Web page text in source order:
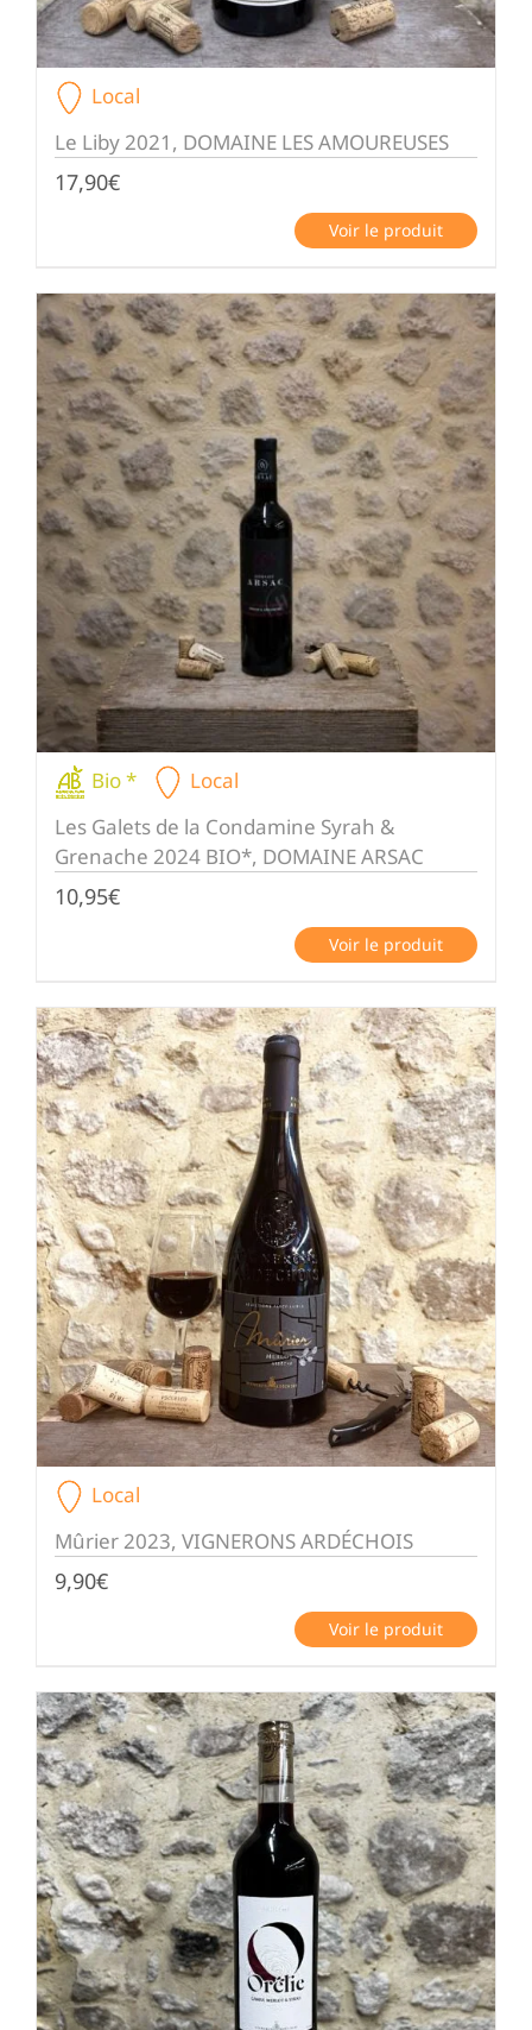
Local
Le Liby 2021, DOMAINE LES AMOUREUSES
17,90€
Voir le produit
Bio *
Local
Les Galets de la Condamine Syrah &
Grenache 2024 BIO*, DOMAINE ARSAC
10,95€
Voir le produit
Local
Mûrier 2023, VIGNERONS ARDÉCHOIS
9,90€
Voir le produit